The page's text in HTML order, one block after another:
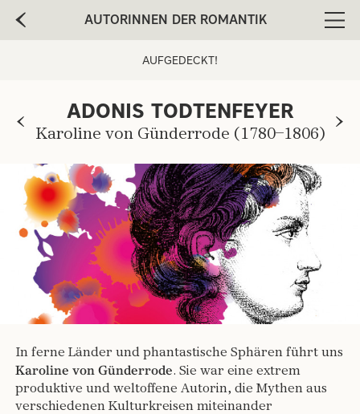
AUTORINNEN DER ROMANTIK
AUFGEDECKT!
ADONIS TODTENFEYER
Karoline von Günderrode (1780–1806)
In ferne Länder und phantastische Sphären führt uns
Karoline von Günderrode. Sie war eine extrem
produktive und weltoffene Autorin, die Mythen aus
verschiedenen Kulturkreisen miteinander